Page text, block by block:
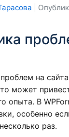
на
может
опыта. В
особенно
раз.